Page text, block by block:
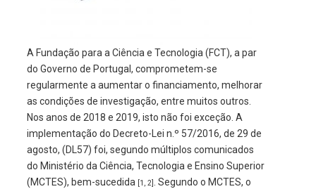
A Fundação para a Ciência e Tecnologia (FCT), a par
do Governo de Portugal, comprometem-se
regularmente a aumentar o financiamento, melhorar
as condições de investigação, entre muitos outros.
Nos anos de 2018 e 2019, isto não foi exceção. A
implementação do Decreto-Lei n.º 57/2016, de 29 de
agosto, (DL57) foi, segundo múltiplos comunicados
do Ministério da Ciência, Tecnologia e Ensino Superior
(MCTES), bem-sucedida [1, 2] . Segundo o MCTES, o